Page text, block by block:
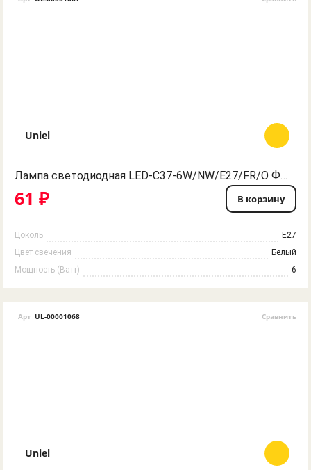
Uniel
Лампа светодиодная LED-C37-6W/NW/E27/FR/O Форма "свеча", матовая. Серия Optima. Белый свет. Картон. ТМ Volpe
61 ₽ В корзину
Цоколь
E27
Цвет свечения
Белый
Мощность (Ватт)
6
Арт UL-00001068 Сравнить
Uniel